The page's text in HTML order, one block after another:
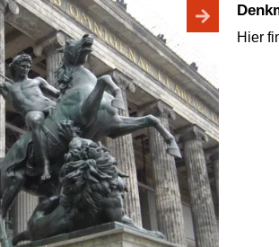
Hier